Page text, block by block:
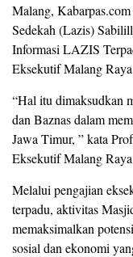
Malang,
Sedekah (Lazis)
Informasi LAZIS
Eksekutif Malang
“Hal itu dimaksudkan
dan Baznas dalam
Jawa Timur, ” kata
Eksekutif Malang
Melalui pengajian
terpadu, aktivitas
memaksimalkan
sosial dan ekonomi